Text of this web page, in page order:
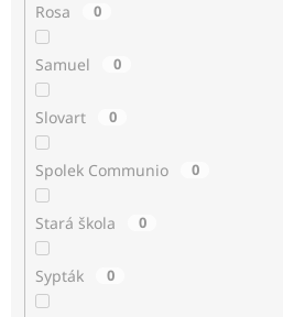
Rosa 0
Samuel 0
Slovart 0
Spolek Communio 0
Stará škola 0
Sypták 0